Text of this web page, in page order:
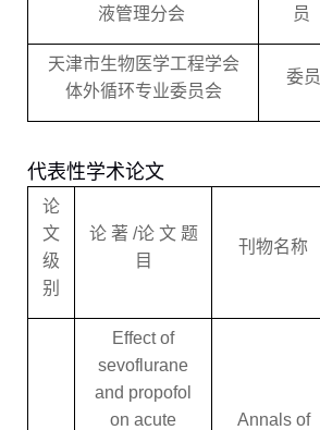
液管理分会 员
天津市生物医学工程学会
体外循环专业委员会
委员
代表性学术论文
论
文
级
别
论 著 /论 文 题
目
刊物名称
Effect of
sevoflurane
and propofol
on acute
Annals of